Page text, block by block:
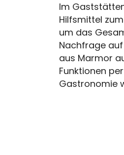
Im
Hilfsmittel
um das
Nachfrage
aus Marmor
Funktionen
Gastronomie